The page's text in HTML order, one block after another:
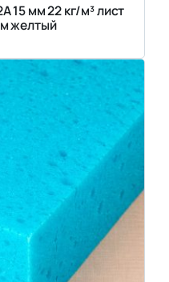
15 мм 22 кг/м³ лист
желтый